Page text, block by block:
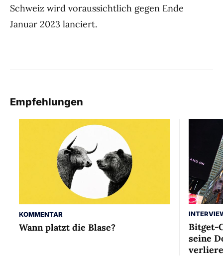
Schweiz wird voraussichtlich gegen Ende
Januar 2023 lanciert.
Empfehlungen
KOMMENTAR
Wann platzt die Blase?
Bitget-
seine